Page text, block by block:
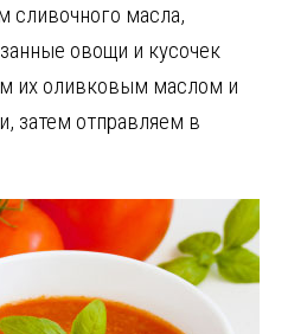
сливочного масла,
овощи и кусочек
их оливковым маслом и
затем отправляем в